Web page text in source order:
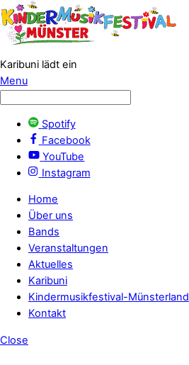
Karibuni lädt ein
Menu
Spotify
Facebook
YouTube
Instagram
Home
Über uns
Bands
Veranstaltungen
Aktuelles
Karibuni
Kindermusikfestival-Münsterland
Kontakt
Close